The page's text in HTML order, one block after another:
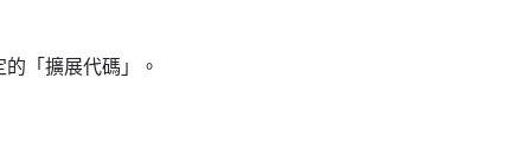
「擴展代碼」。